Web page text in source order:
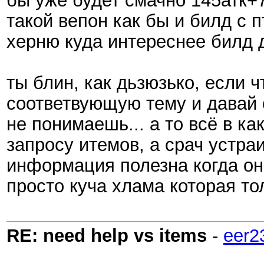
такой вепон как бы и билд с
херню куда интереснее билд
ты блин, как дьзюзько, если
соответвующую тему и давай
не понимаешь... а то всё в
запросу итемов, а срач
информация полезна когда
просто куча хлама которая
RE: need help vs items -